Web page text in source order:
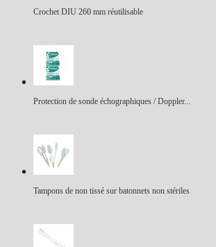
Crochet DIU 260 mm réutilisable
Protection de sonde échographiques / Doppler...
Tampons de non tissé sur batonnets non stériles